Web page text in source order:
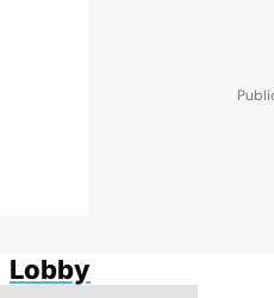
Lobby